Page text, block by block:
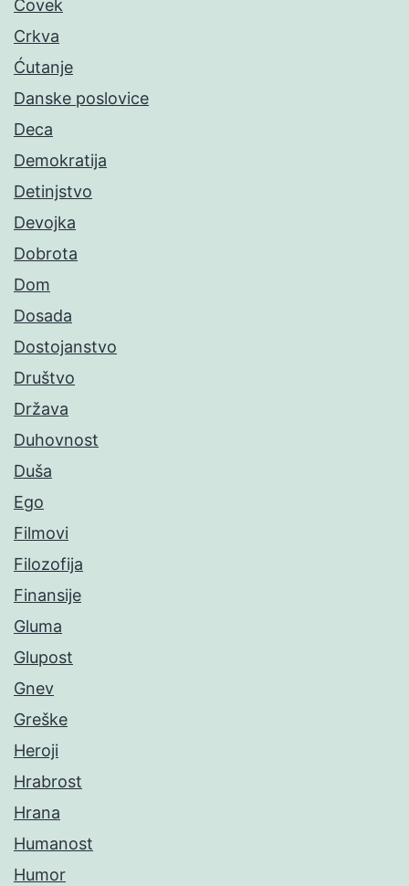
Čovek
Crkva
Ćutanje
Danske poslovice
Deca
Demokratija
Detinjstvo
Devojka
Dobrota
Dom
Dosada
Dostojanstvo
Društvo
Država
Duhovnost
Duša
Ego
Filmovi
Filozofija
Finansije
Gluma
Glupost
Gnev
Greške
Heroji
Hrabrost
Hrana
Humanost
Humor